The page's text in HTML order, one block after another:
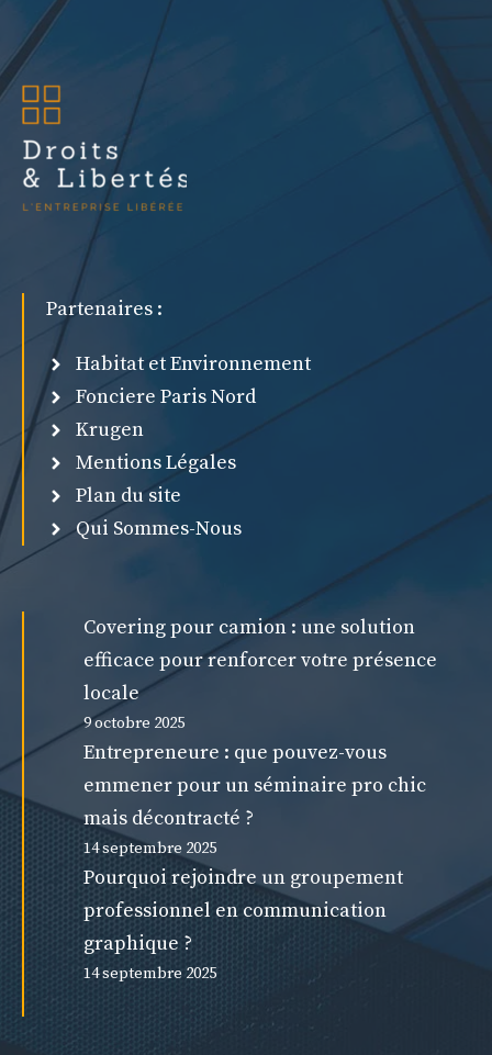
Partenaires :
Habitat et Environnement
Fonciere Paris Nord
Krugen
Mentions Légales
Plan du site
Qui Sommes-Nous
Covering pour camion : une solution
efficace pour renforcer votre présence
locale
9 octobre 2025
Entrepreneure : que pouvez-vous
emmener pour un séminaire pro chic
mais décontracté ?
14 septembre 2025
Pourquoi rejoindre un groupement
professionnel en communication
graphique ?
14 septembre 2025